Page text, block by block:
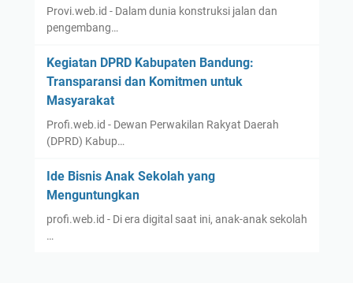
Provi.web.id - Dalam dunia konstruksi jalan dan
pengembang…
Kegiatan DPRD Kabupaten Bandung:
Transparansi dan Komitmen untuk
Masyarakat
Profi.web.id - Dewan Perwakilan Rakyat Daerah
(DPRD) Kabup…
Ide Bisnis Anak Sekolah yang
Menguntungkan
profi.web.id - Di era digital saat ini, anak-anak sekolah
…